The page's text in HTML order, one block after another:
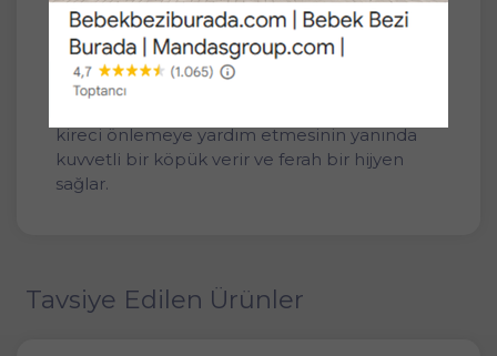
istenmeyen kokuları etkili bir şekilde yok
etmeye yardımcı olur ve okyanus özlerinden
gelen ferah bir koku yayar.
kireci önlemeye yardım etmesinin yanında
kuvvetli bir köpük verir ve ferah bir hijyen
sağlar.
Tavsiye Edilen Ürünler